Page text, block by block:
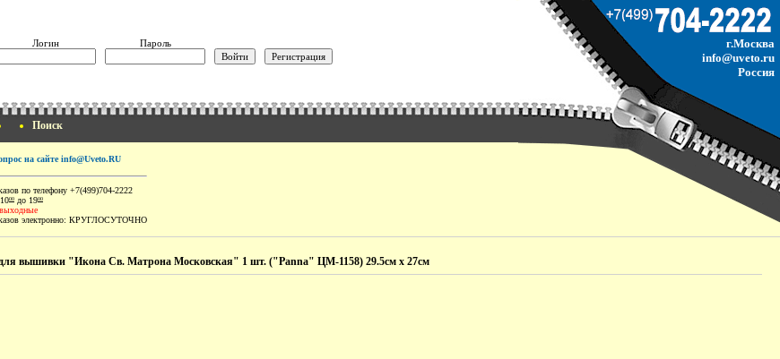
Логин Пароль
г.Москва
info@uveto.ru
Россия
Поиск
на сайте info@Uveto.RU
по телефону +7(499)704-2222
00 до 1900
электронно: КРУГЛОСУТОЧНО
вышивки "Икона Св. Матрона Московская" 1 шт. ("Panna" ЦМ-1158) 29.5см х 27см